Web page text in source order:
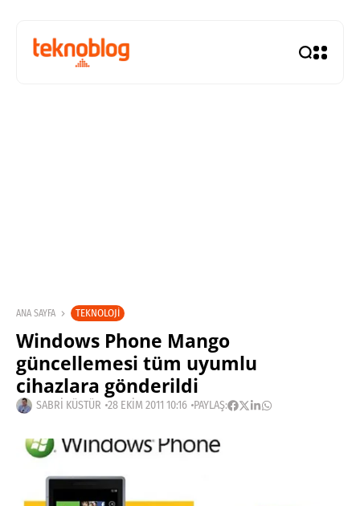
ANA SAYFA TEKNOLOJI
Windows Phone Mango
güncellemesi tüm uyumlu
cihazlara gönderildi
SABRI KÜSTÜR 28 EKIM 2011 10:16 PAYLAŞ: